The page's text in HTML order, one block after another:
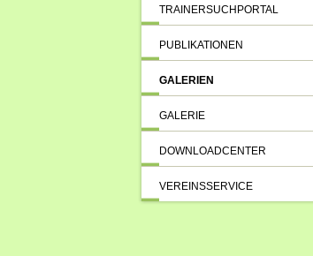
TRAINERSUCHPORTAL
PUBLIKATIONEN
GALERIEN
GALERIE
DOWNLOADCENTER
VEREINSSERVICE